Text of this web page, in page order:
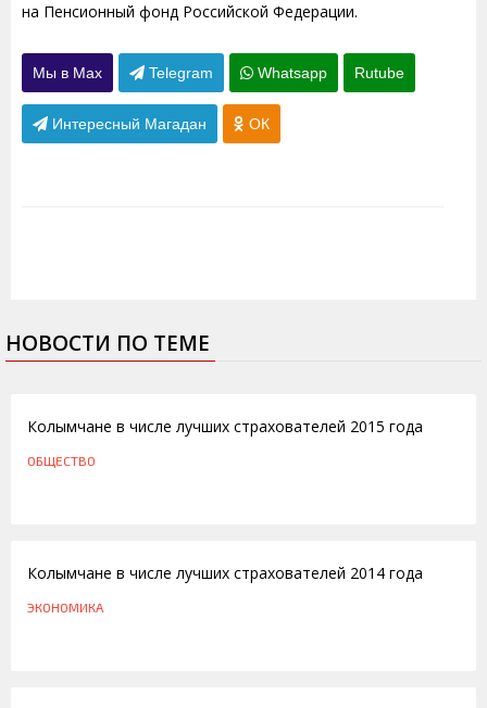
на Пенсионный фонд Российской Федерации.
Мы в Max Telegram Whatsapp Rutube
Интересный Магадан ОК
НОВОСТИ ПО ТЕМЕ
Колымчане в числе лучших страхователей 2015 года
ОБЩЕСТВО
Колымчане в числе лучших страхователей 2014 года
ЭКОНОМИКА